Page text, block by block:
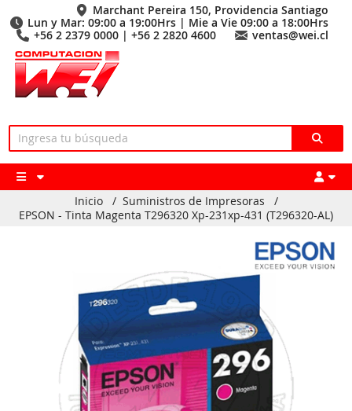
Marchant Pereira 150, Providencia Santiago
Lun y Mar: 09:00 a 19:00Hrs | Mie a Vie 09:00 a 18:00Hrs
+56 2 2379 0000 | +56 2 2820 4600
ventas@wei.cl
Inicio / Suministros de Impresoras
/
EPSON - Tinta Magenta T296320 Xp-231xp-431 (T296320-AL)